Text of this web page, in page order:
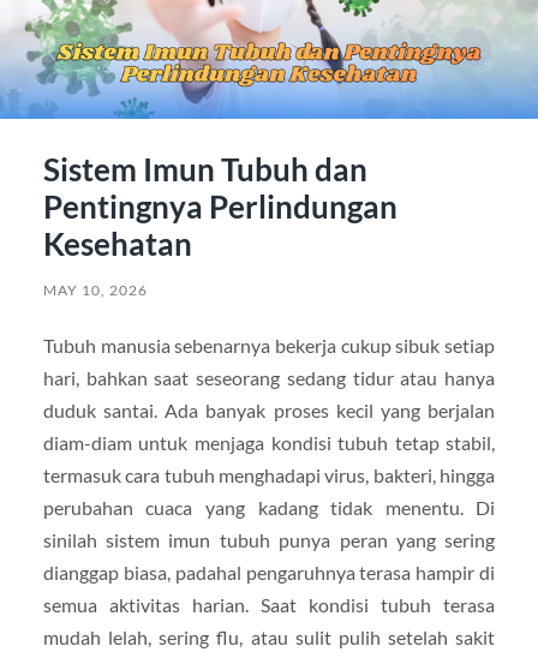
Sistem Imun Tubuh dan
Pentingnya Perlindungan
Kesehatan
MAY 10, 2026
Tubuh manusia sebenarnya bekerja cukup sibuk setiap
hari, bahkan saat seseorang sedang tidur atau hanya
duduk santai. Ada banyak proses kecil yang berjalan
diam-diam untuk menjaga kondisi tubuh tetap stabil,
termasuk cara tubuh menghadapi virus, bakteri, hingga
perubahan cuaca yang kadang tidak menentu. Di
sinilah sistem imun tubuh punya peran yang sering
dianggap biasa, padahal pengaruhnya terasa hampir di
semua aktivitas harian. Saat kondisi tubuh terasa
mudah lelah, sering flu, atau sulit pulih setelah sakit